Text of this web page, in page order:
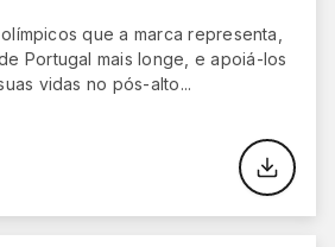
que a marca representa,
Portugal mais longe, e apoiá-los
vidas no pós-alto...